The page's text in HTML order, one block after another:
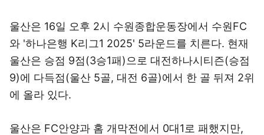
울산은 16일 오후 2시 수원종합운동장에서 수원FC
와 '하나은행 K리그1 2025' 5라운드를 치른다. 현재
울산은 승점 9점(3승1패)으로 대전하나시티즌(승점
9)에 다득점(울산 5골, 대전 6골)에서 한 골 뒤져 2위
에 올라 있다.
울산은 FC안양과 홈 개막전에서 0대1로 패했지만,